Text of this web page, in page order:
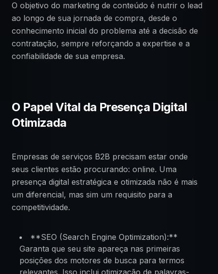
O objetivo do marketing de conteúdo é nutrir o lead
ao longo de sua jornada de compra, desde o
conhecimento inicial do problema até a decisão de
contratação, sempre reforçando a expertise e a
confiabilidade de sua empresa.
O Papel Vital da Presença Digital
Otimizada
Empresas de serviços B2B precisam estar onde
seus clientes estão procurando: online. Uma
presença digital estratégica e otimizada não é mais
um diferencial, mas sim um requisito para a
competitividade.
**SEO (Search Engine Optimization):**
Garanta que seu site apareça nas primeiras
posições dos motores de busca para termos
relevantes. Isso inclui otimização de palavras-